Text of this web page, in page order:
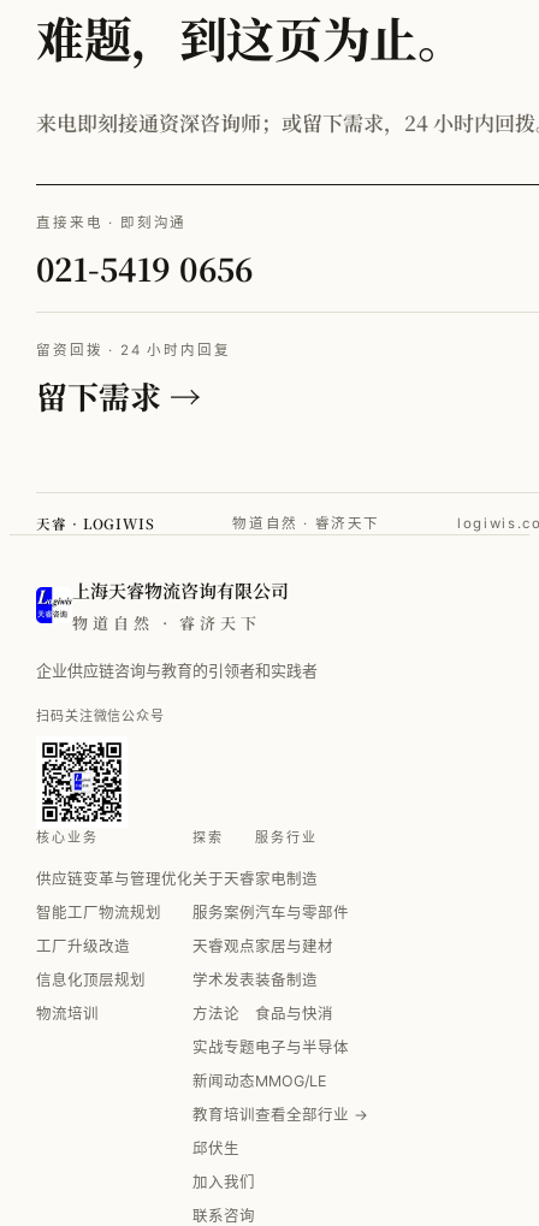
难题，到这页为止。
来电即刻接通资深咨询师；或留下需求，24 小时内回
直接来电 · 即刻沟通
021-5419 0656
留资回拨 · 24 小时内回复
留下需求 →
天睿 · LOGIWIS 物道自然 · 睿济天下
上海天睿物流咨询有限公司
物道自然 · 睿济天下
企业供应链咨询与教育的引领者和实践者
扫码关注微信公众号
核心业务
供应链变革与管理优化
智能工厂物流规划
工厂升级改造
信息化顶层规划
物流培训
探索
关于天睿
服务案例
天睿观点
学术发表
方法论
实战专题
新闻动态
教育培训
邱伏生
加入我们
联系咨询
服务行业
家电制造
汽车与零部件
家居与建材
装备制造
食品与快消
电子与半导体
MMOG/LE
查看全部行业 →